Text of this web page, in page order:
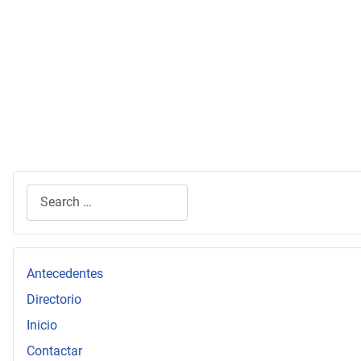
Search
Antecedentes
Directorio
Inicio
Contactar